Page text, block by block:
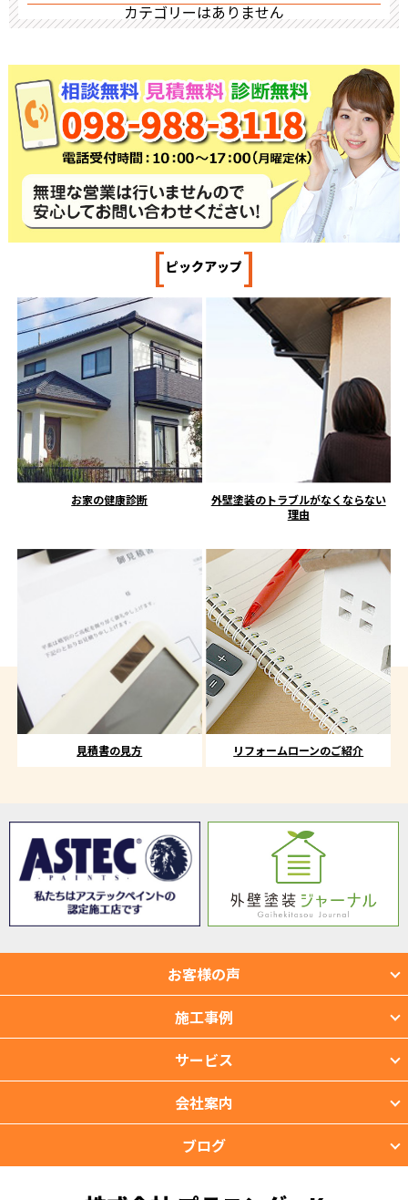
カテゴリーはありません
[ピックアップ]
お家の健康診断
外壁塗装のトラブルがなくならない
理由
見積書の見方 リフォームローンのご紹介
お客様の声
施工事例
サービス
会社案内
ブログ